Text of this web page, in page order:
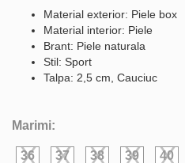
Material exterior: Piele box
Material interior: Piele
Brant: Piele naturala
Stil: Sport
Talpa: 2,5 cm, Cauciuc
Marimi:
36 37 38 39 40